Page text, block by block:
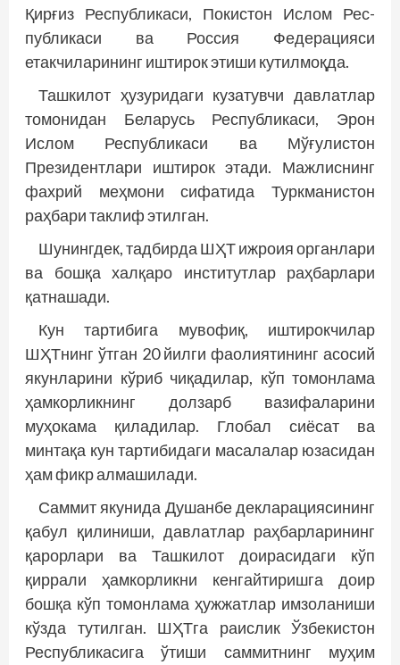
Қирғиз Республикаси, Покистон Ислом Рес­
публикаси ва Россия Федерацияси
етакчиларининг иштирок этиши кутилмоқда.
Ташкилот ҳузуридаги кузатувчи давлатлар
томонидан Беларусь Республикаси, Эрон
Ислом Республикаси ва Мўғулистон
Президентлари иштирок этади. Мажлиснинг
фахрий меҳмони сифатида Туркманистон
раҳбари таклиф этилган.
Шунингдек, тадбирда ШҲТ ижроия органлари
ва бошқа халқаро институтлар раҳбарлари
қатнашади.
Кун тартибига мувофиқ, иштирокчилар
ШҲТнинг ўтган 20 йилги фаолиятининг асосий
якунларини кўриб чиқадилар, кўп томонлама
ҳамкорликнинг долзарб вазифаларини
муҳокама қиладилар. Глобал сиёсат ва
минтақа кун тартибидаги масалалар юзасидан
ҳам фикр алмашилади.
Саммит якунида Душанбе декларациясининг
қабул қилиниши, давлатлар раҳбарларининг
қарорлари ва Ташкилот доирасидаги кўп
қиррали ҳамкорликни кенгайтиришга доир
бошқа кўп томонлама ҳужжатлар имзоланиши
кўзда тутилган. ШҲТга раислик Ўзбекистон
Республикасига ўтиши саммитнинг муҳим